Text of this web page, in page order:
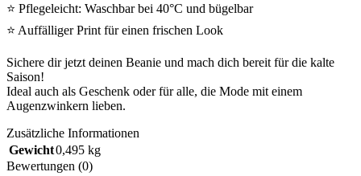
⭐ Pflegeleicht: Waschbar bei 40°C und bügelbar
⭐ Auffälliger Print für einen frischen Look
Sichere dir jetzt deinen Beanie und mach dich bereit für die kalte
Saison!
Ideal auch als Geschenk oder für alle, die Mode mit einem
Augenzwinkern lieben.
Zusätzliche Informationen
Gewicht0,495 kg
Bewertungen (0)